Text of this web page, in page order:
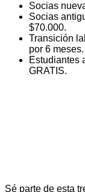
Socias
Socias
$70.000.
Transición
por 6 meses.
Estudiantes
GRATIS.
Sé parte de esta